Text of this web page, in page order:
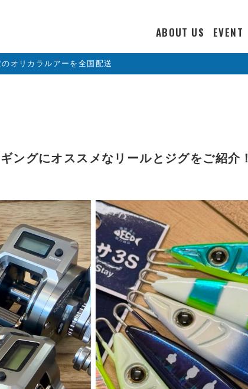
ABOUT US EVENT
オリカラルアーを全国配送
ングにオススメなリールとジグをご紹介！